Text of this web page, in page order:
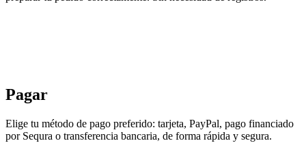
Pagar
Elige tu método de pago preferido: tarjeta, PayPal, pago financiado
por Sequra o transferencia bancaria, de forma rápida y segura.